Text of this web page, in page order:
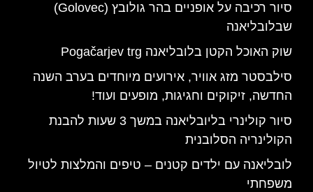
סיור רכיבה על אופניים בהר גולובץ (Golovec)
שבלובליאנה
שוק האוכל הקטן בלובליאנה Pogačarjev trg
סילבסטר מזג אוויר, אירועים מיוחדים בערב השנה
החדשה, זיקוקים וחגיגות, מופעים ועוד!
סיור קולינרי בליובליאנה במשך 3 שעות להבנת
הקולינריה הסלובנית
לובליאנה עם ילדים קטנים – טיפים והמלצות לטיול
משפחתי